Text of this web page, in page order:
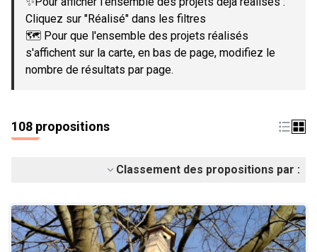
Cliquez sur "Réalisé" dans les filtres
🗺️ Pour que l'ensemble des projets réalisés
s'affichent sur la carte, en bas de page, modifiez le
nombre de résultats par page.
108 propositions
Classement des propositions par :